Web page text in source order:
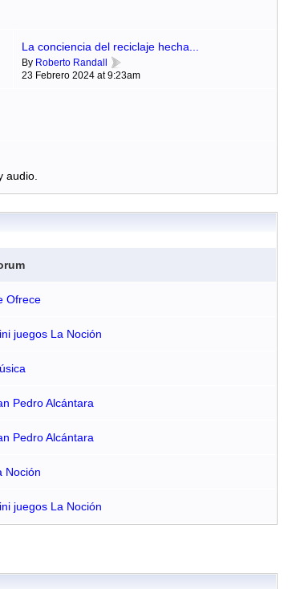
La conciencia del reciclaje hecha...
By Roberto Randall
23 Febrero 2024 at 9:23am
audio.
Ofrece
juegos La Noción
Pedro Alcántara
Pedro Alcántara
Noción
juegos La Noción